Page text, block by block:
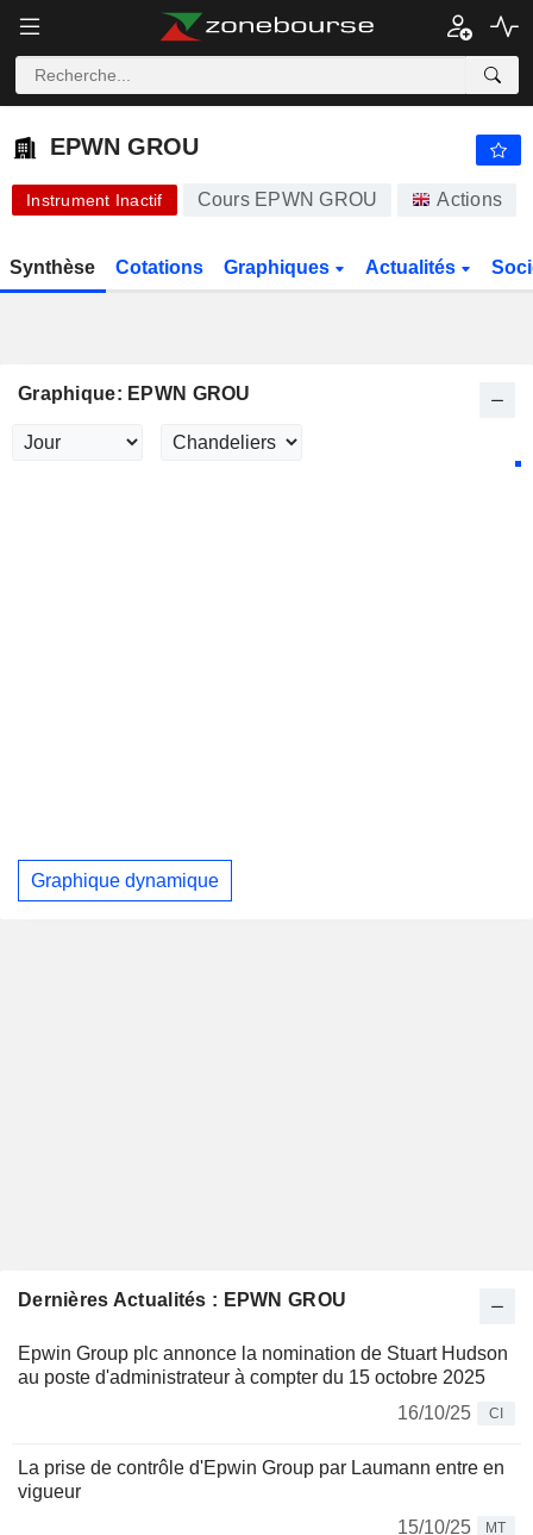
EPWN GROU 119,50 p -
EPWN GROU
Instrument Inactif Cours EPWN GROU Actions
Synthèse Cotations Graphiques Actualités
Graphique: EPWN GROU
Graphique dynamique
Dernières Actualités : EPWN GROU
Epwin Group plc annonce la nomination de Stuart Hudson
au poste d'administrateur à compter du 15 octobre 2025
16/10/25
CI
La prise de contrôle d'Epwin Group par Laumann entre en
vigueur
15/10/25
MT